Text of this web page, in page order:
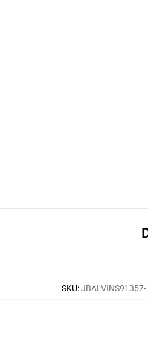
SKU:JBALVINS91357-